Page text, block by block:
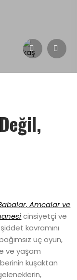
Amcalar ve
cinsiyetçi ve
kavramını
üç oyun,
ve yaşam
kuşaktan